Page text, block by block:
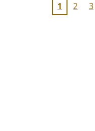
1 2 3